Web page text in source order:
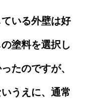
いる外壁は好
塗料を選択し
たのですが、
うえに、通常